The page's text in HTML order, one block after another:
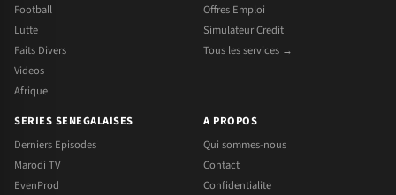
Football
Lutte
Faits Divers
Videos
Afrique
Offres Emploi
Simulateur Credit
Tous les services →
SERIES SENEGALAISES
Derniers Episodes
Marodi TV
EvenProd
A PROPOS
Qui sommes-nous
Contact
Confidentialite